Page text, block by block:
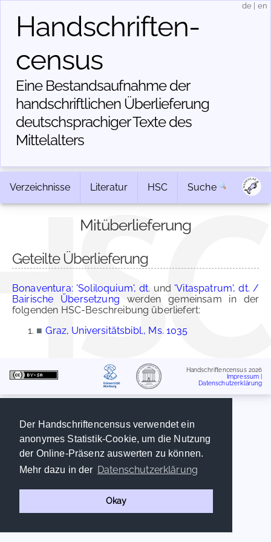
Der Handschriftencensus verwendet ein
anonymes Statistik-Cookie, um die Nutzung
der Online-Präsenz auswerten zu können.
Mehr dazu in der Datenschutzerklärung
Okay
Handschriften­
census
Eine Bestandsaufnahme der
handschriftlichen Über­lieferung
deutschsprachiger Texte des
Mittelalters
de en
Verzeichnisse Literatur HSC Suche
Mitüberlieferung
Geteilte Überlieferung
Bonaventura: 'Soliloquium', dt. und 'Vitaspatrum', dt. /
Bairische Übersetzung werden gemeinsam in der
folgenden HSC-Beschreibung überliefert:
■ Graz, Universitätsbibl., Ms. 1035
Handschriftencensus 2026
Impressum
Datenschutzerklärung